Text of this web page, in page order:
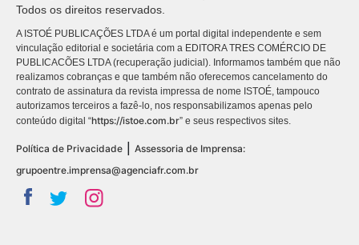
Todos os direitos reservados.
A ISTOÉ PUBLICAÇÕES LTDA é um portal digital independente e sem
vinculação editorial e societária com a EDITORA TRES COMÉRCIO DE
PUBLICACÕES LTDA (recuperação judicial). Informamos também que não
realizamos cobranças e que também não oferecemos cancelamento do
contrato de assinatura da revista impressa de nome ISTOÉ, tampouco
autorizamos terceiros a fazê-lo, nos responsabilizamos apenas pelo
conteúdo digital “https://istoe.com.br” e seus respectivos sites.
Política de Privacidade
Assessoria de Imprensa:
grupoentre.imprensa@agenciafr.com.br